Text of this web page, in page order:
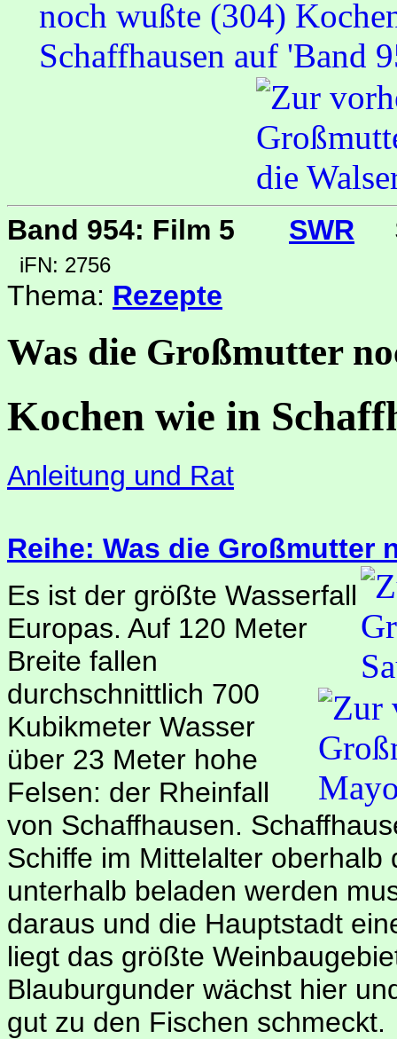
Band 954: Film 5 SWR
iFN: 2756
Thema: Rezepte
Was die Großmutter
Kochen wie in
Anleitung und Rat
Reihe: Was die Großmutter
Es ist der größte Wasserfall
Europas. Auf 120 Meter
Breite fallen
durchschnittlich 700
Kubikmeter Wasser
über 23 Meter hohe
Felsen: der Rheinfall
von Schaffhausen.
Schiffe im Mittelalter
unterhalb beladen werden
daraus und die Hauptstadt
liegt das größte
Blauburgunder wächst hier
gut zu den Fischen schmeckt.